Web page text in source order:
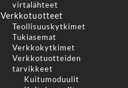
virtalähteet
Verkkotuotteet
Teollisuuskytkimet
Tukiasemat
Verkkokytkimet
Verkkotuotteiden
tarvikkeet
Kuitumoduulit